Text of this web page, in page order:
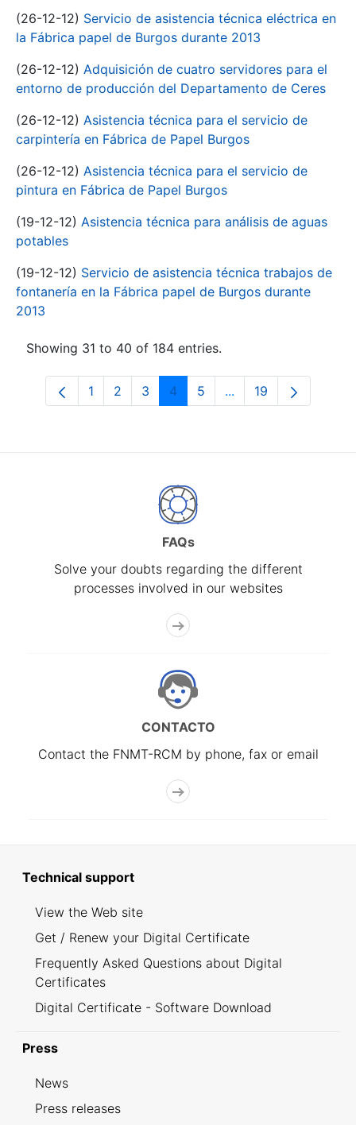
(26-12-12) Servicio de asistencia técnica eléctrica en
la Fábrica papel de Burgos durante 2013
(26-12-12) Adquisición de cuatro servidores para el
entorno de producción del Departamento de Ceres
(26-12-12) Asistencia técnica para el servicio de
carpintería en Fábrica de Papel Burgos
(26-12-12) Asistencia técnica para el servicio de
pintura en Fábrica de Papel Burgos
(19-12-12) Asistencia técnica para análisis de aguas
potables
(19-12-12) Servicio de asistencia técnica trabajos de
fontanería en la Fábrica papel de Burgos durante
2013
Showing 31 to 40 of 184 entries.
Page
1 Page
2 Page
3 Page
4 Page
5 ...Intermediate Pages
Page
19
FAQs
Solve your doubts regarding the different
processes involved in our websites
CONTACTO
Contact the FNMT-RCM by phone, fax or email
Technical support
View the Web site
Get / Renew your Digital Certificate
Frequently Asked Questions about Digital
Certificates
Digital Certificate - Software Download
Press
News
Press releases